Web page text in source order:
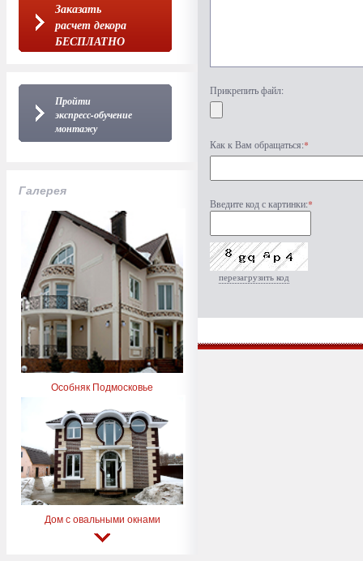
Заказать
расчет декора
БЕСПЛАТНО
Пройти
экспресс-обучение
монтажу
Галерея
Особняк Подмосковье
Дом с овальными окнами
Прикрепить файл:
Как к Вам обращаться:*
Введите код с картинки:*
перезагрузить код